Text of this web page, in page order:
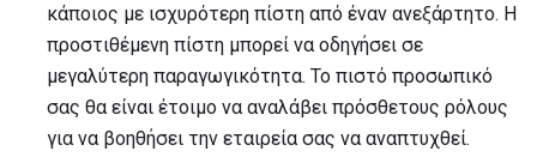
κάποιος με ισχυρότερη πίστη από έναν ανεξάρτητο. Η
προστιθέμενη πίστη μπορεί να οδηγήσει σε
μεγαλύτερη παραγωγικότητα. Το πιστό προσωπικό
σας θα είναι έτοιμο να αναλάβει πρόσθετους ρόλους
για να βοηθήσει την εταιρεία σας να αναπτυχθεί.